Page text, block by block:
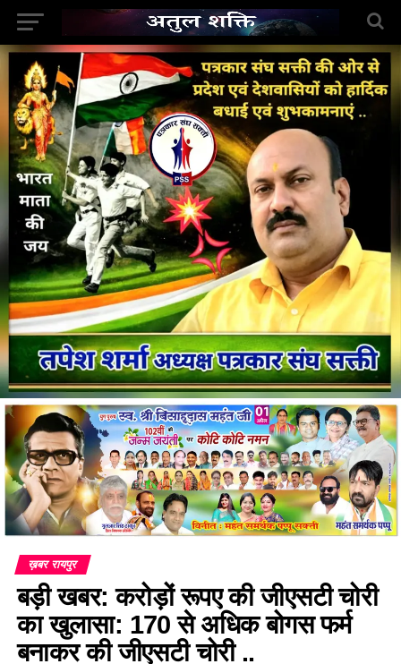
ख़बर रायपुर
बड़ी खबर: करोड़ों रूपए की जीएसटी चोरी
का खुलासा: 170 से अधिक बोगस फर्म
बनाकर की जीएसटी चोरी ..